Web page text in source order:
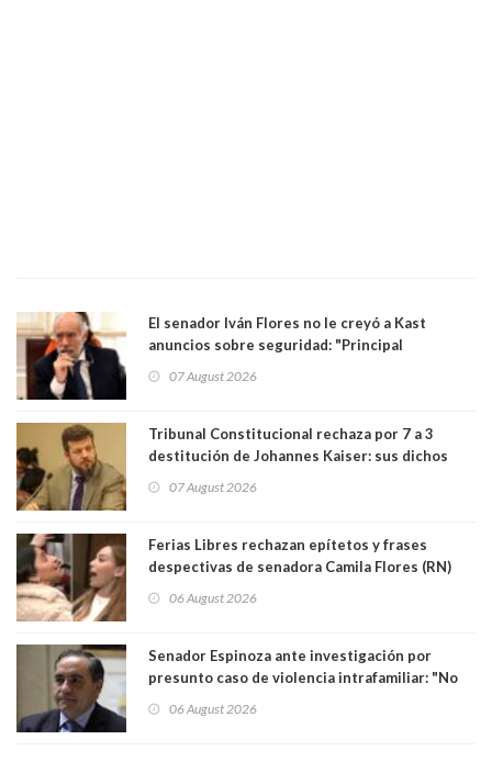
El senador Iván Flores no le creyó a Kast
anuncios sobre seguridad: "Principal
perseguir ruta del dinero y levantar secreto
07 August 2026
Tribunal Constitucional rechaza por 7 a 3
destitución de Johannes Kaiser: sus dichos
justicia constitucional porque no es diputado
07 August 2026
Ferias Libres rechazan epítetos y frases
despectivas de senadora Camila Flores (RN)
06 August 2026
Senador Espinoza ante investigación por
presunto caso de violencia intrafamiliar: "No
antecedentes a Tribunal Supremo
06 August 2026